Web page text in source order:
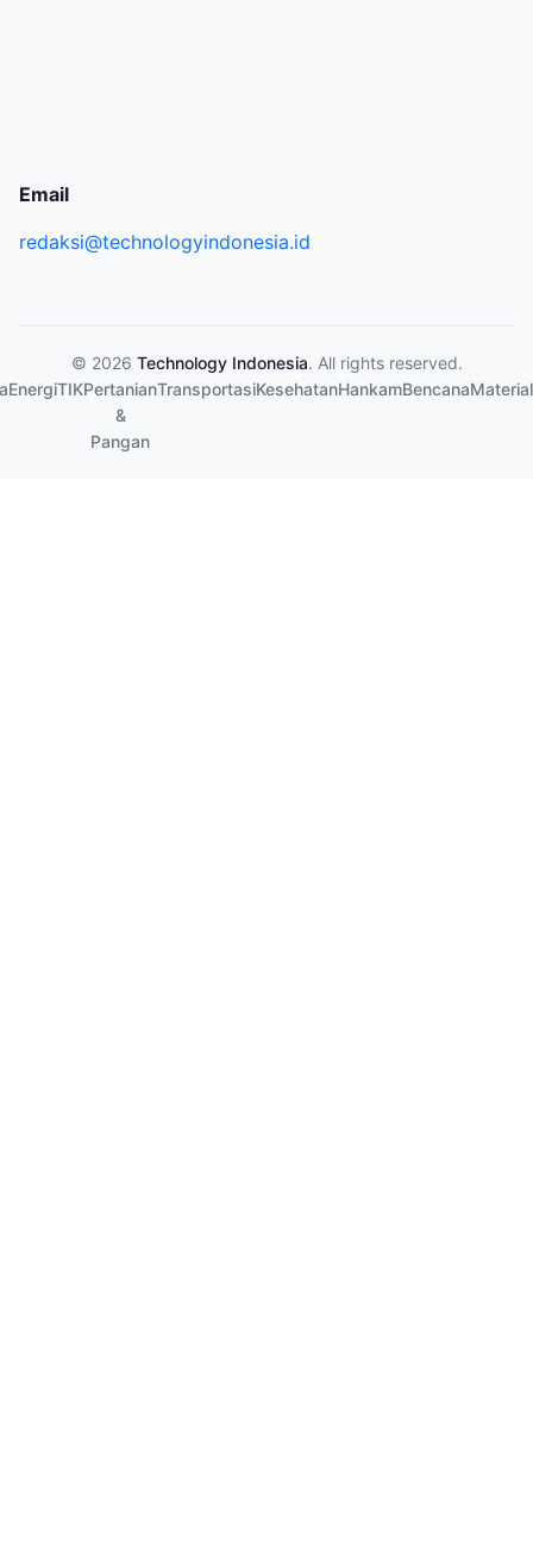
Email
redaksi@technologyindonesia.id
© 2026 Technology Indonesia. All rights reserved.
EnergiTIKPertanian
&
Pangan
TransportasiKesehatanHankamBencanaMaterial